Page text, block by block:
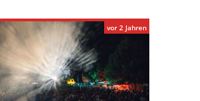
vor 2 Jahren